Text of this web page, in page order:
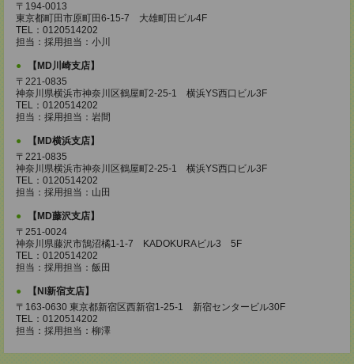
〒194-0013
東京都町田市原町田6-15-7 大雄町田ビル4F
TEL：0120514202
担当：採用担当：小川
【MD川崎支店】
〒221-0835
神奈川県横浜市神奈川区鶴屋町2-25-1 横浜YS西口ビル3F
TEL：0120514202
担当：採用担当：岩間
【MD横浜支店】
〒221-0835
神奈川県横浜市神奈川区鶴屋町2-25-1 横浜YS西口ビル3F
TEL：0120514202
担当：採用担当：山田
【MD藤沢支店】
〒251-0024
神奈川県藤沢市鵠沼橘1-1-7 KADOKURAビル3 5F
TEL：0120514202
担当：採用担当：飯田
【NI新宿支店】
〒163-0630 東京都新宿区西新宿1-25-1 新宿センタービル30F
TEL：0120514202
担当：採用担当：柳澤